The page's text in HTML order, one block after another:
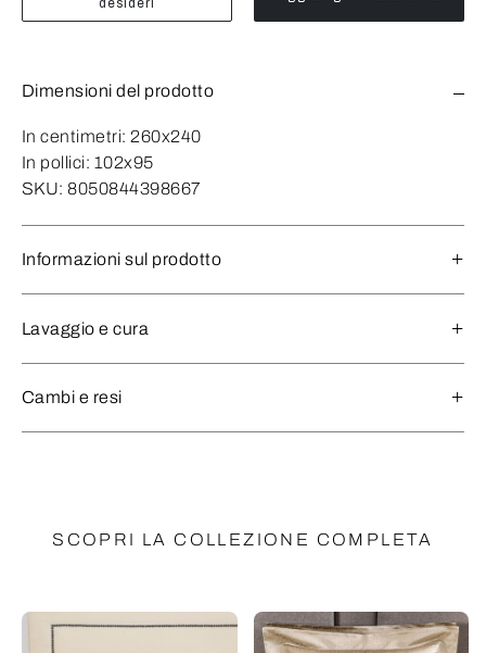
Dimensioni del prodotto
In centimetri: 260x240
In pollici: 102x95
SKU: 8050844398667
Informazioni sul prodotto
Lavaggio e cura
Cambi e resi
SCOPRI LA COLLEZIONE COMPLETA